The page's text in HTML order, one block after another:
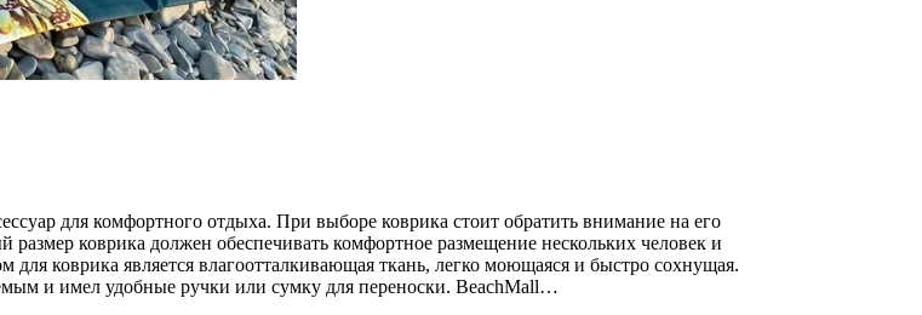
для комфортного отдыха. При выборе коврика стоит обратить внимание на его
коврика должен обеспечивать комфортное размещение нескольких человек и
коврика является влагоотталкивающая ткань, легко моющаяся и быстро сохнущая.
и имел удобные ручки или сумку для переноски. BeachMall…